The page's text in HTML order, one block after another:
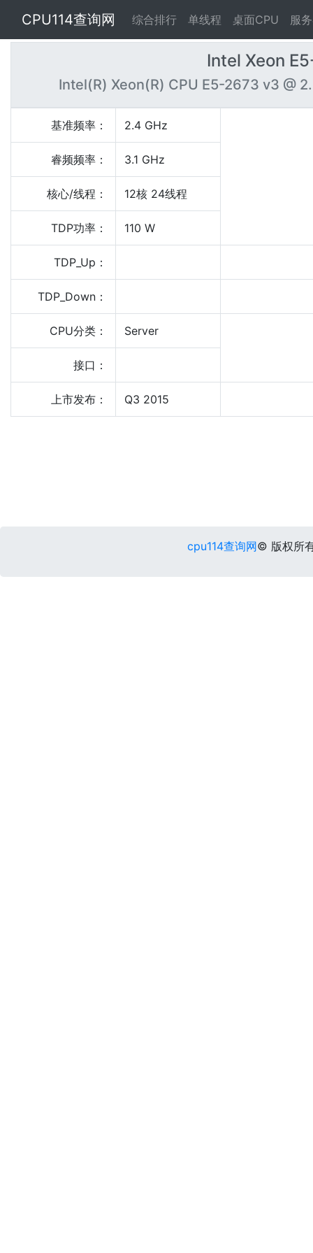
CPU114查询网 综合排行 单线程 桌面CPU 服
Intel Xeon
Intel(R) Xeon(R) CPU E5-2673 v3 @
基准频率： 2.4 GHz
睿频频率： 3.1 GHz
核心/线程： 12核 24线程
TDP功率： 110 W
TDP_Up：
TDP_Down：
CPU分类： Server
接口：
上市发布： Q3 2015
cpu114查询网© 版权所